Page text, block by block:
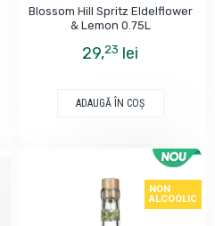
Blossom Hill Spritz Eldelflower
& Lemon 0.75L
29,23 lei
ADAUGĂ ÎN COŞ
NON
ALCOOLIC